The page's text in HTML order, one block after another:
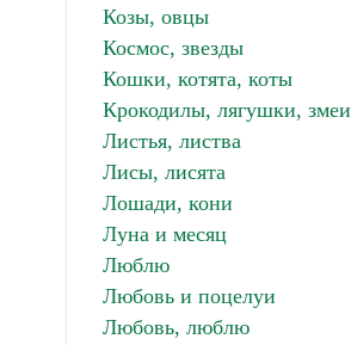
Козы, овцы
Космос, звезды
Кошки, котята, коты
Крокодилы, лягушки, змеи
Листья, листва
Лисы, лисята
Лошади, кони
Луна и месяц
Люблю
Любовь и поцелуи
Любовь, люблю